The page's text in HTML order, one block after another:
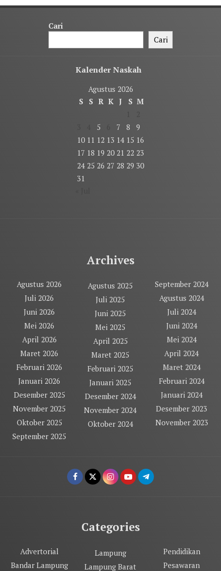
Cari
Cari
Kalender Naskah
Agustus 2026
S
S R K J S M
5 7 8
9
10 11 12 13 14 15 16
17 18 19 20 21 22 23
24 25 26 27 28 29 30
31
Archives
Agustus 2026
Juli 2026
Juni 2026
Mei 2026
April 2026
Maret 2026
Februari 2026
Januari 2026
Desember 2025
November 2025
Oktober 2025
September 2025
Agustus 2025
Juli 2025
Juni 2025
Mei 2025
April 2025
Maret 2025
Februari 2025
Januari 2025
Desember 2024
November 2024
Oktober 2024
September 2024
Agustus 2024
Juli 2024
Juni 2024
Mei 2024
April 2024
Maret 2024
Februari 2024
Januari 2024
Desember 2023
November 2023
Categories
Advertorial
Bandar Lampung
Lampung
Lampung Barat
Pendidikan
Pesawaran